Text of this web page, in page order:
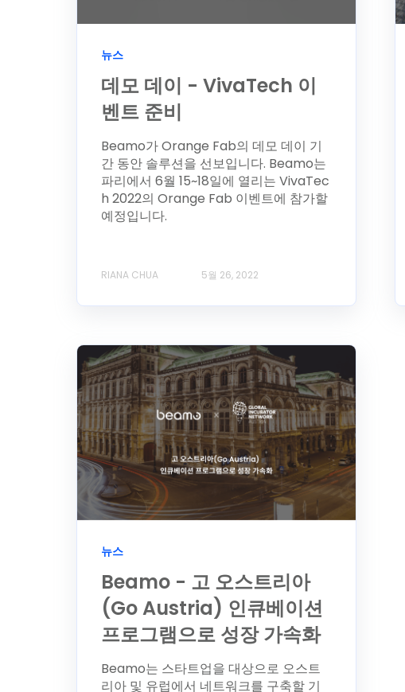
뉴스
데모 데이 - VivaTech 이
벤트 준비
Beamo가 Orange Fab의 데모 데이 기
간 동안 솔루션을 선보입니다. Beamo는
파리에서 6월 15~18일에 열리는 VivaTec
h 2022의 Orange Fab 이벤트에 참가할
예정입니다.
RIANA CHUA 5월 26, 2022
뉴스
Beamo - 고 오스트리아
(Go Austria) 인큐베이션
프로그램으로 성장 가속화
Beamo는 스타트업을 대상으로 오스트
리아 및 유럽에서 네트워크를 구축할 기